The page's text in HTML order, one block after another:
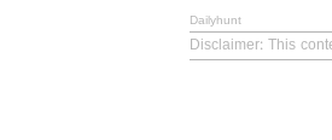
Dailyhunt
Disclaimer: This